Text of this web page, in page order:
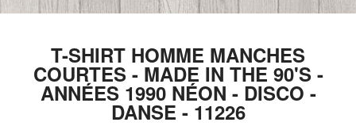
T-SHIRT HOMME MANCHES
COURTES - MADE IN THE 90'S -
ANNÉES 1990 NÉON - DISCO -
DANSE - 11226